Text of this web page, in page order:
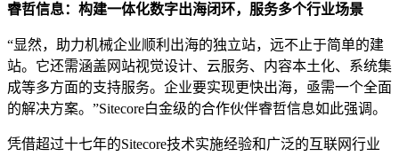
睿哲信息：构建一体化数字出海闭环，服务多个行业场景
“显然，助力机械企业顺利出海的独立站，远不止于简单的建
站。它还需涵盖网站视觉设计、云服务、内容本土化、系统集
成等多方面的支持服务。企业要实现更快出海，亟需一个全面
的解决方案。”Sitecore白金级的合作伙伴睿哲信息如此强调。
凭借超过十七年的Sitecore技术实施经验和广泛的互联网行业